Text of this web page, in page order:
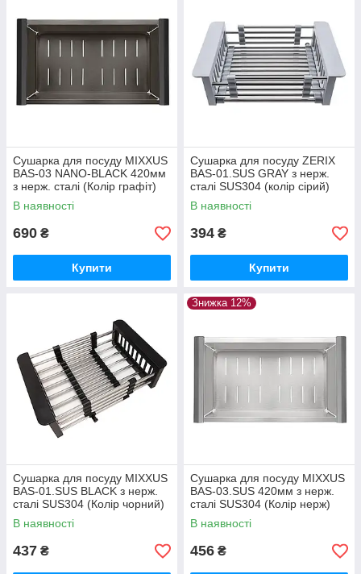
Сушарка для посуду MIXXUS
BAS-03 NANO-BLACK 420мм
з нерж. сталі (Колір графіт)
(MX1950)
В наявності
690 ₴
Купити
Сушарка для посуду ZERIX
BAS-01.SUS GRAY з нерж.
сталі SUS304 (колір сірий)
(ZX6105)
В наявності
394 ₴
Купити
Сушарка для посуду MIXXUS
BAS-01.SUS BLACK з нерж.
сталі SUS304 (Колір чорний)
(MX1957)
В наявності
437 ₴
Знижка 12%
Сушарка для посуду MIXXUS
BAS-03.SUS 420мм з нерж.
сталі SUS304 (Колір нерж)
(MX1948)
В наявності
456 ₴